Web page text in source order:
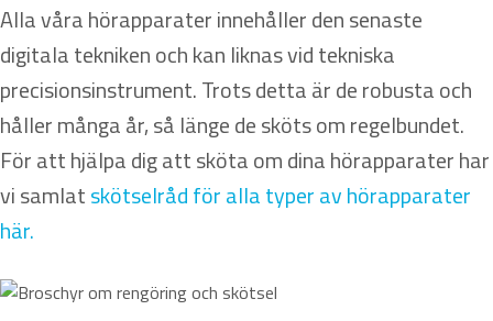
Alla våra hörapparater innehåller den senaste
digitala tekniken och kan liknas vid tekniska
precisionsinstrument. Trots detta är de robusta och
håller många år, så länge de sköts om regelbundet.
För att hjälpa dig att sköta om dina hörapparater har
vi samlatskötselråd för alla typer av hörapparater
här.